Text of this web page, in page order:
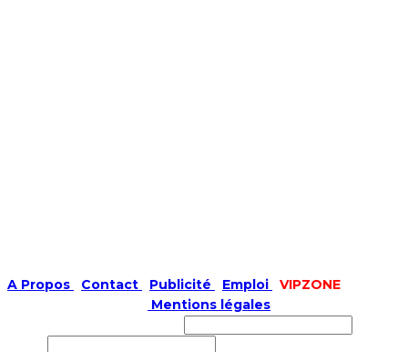
A Propos Contact Publicité Emploi
VIPZONE
Mentions légales